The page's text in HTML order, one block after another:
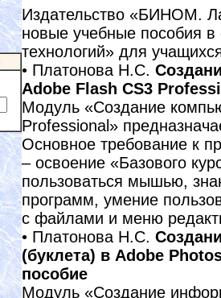
Издательство «БИНОМ.
новые учебные пособия
технологий» для
• Платонова Н.С.
Adobe Flash CS3
Модуль «Создание
Professional»
Основное требование к
– освоение «Базового
пользоваться мышью,
программ, умение
с файлами и меню
• Платонова Н.С.
(буклета) в Adobe
пособие
Модуль «Создание